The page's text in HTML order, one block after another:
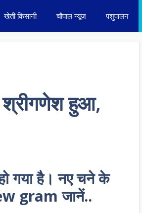
खेती किसानी चौपाल न्यूज़ पशुपालन
श्रीगणेश हुआ,
गया है। नए चने के
gram जानें..